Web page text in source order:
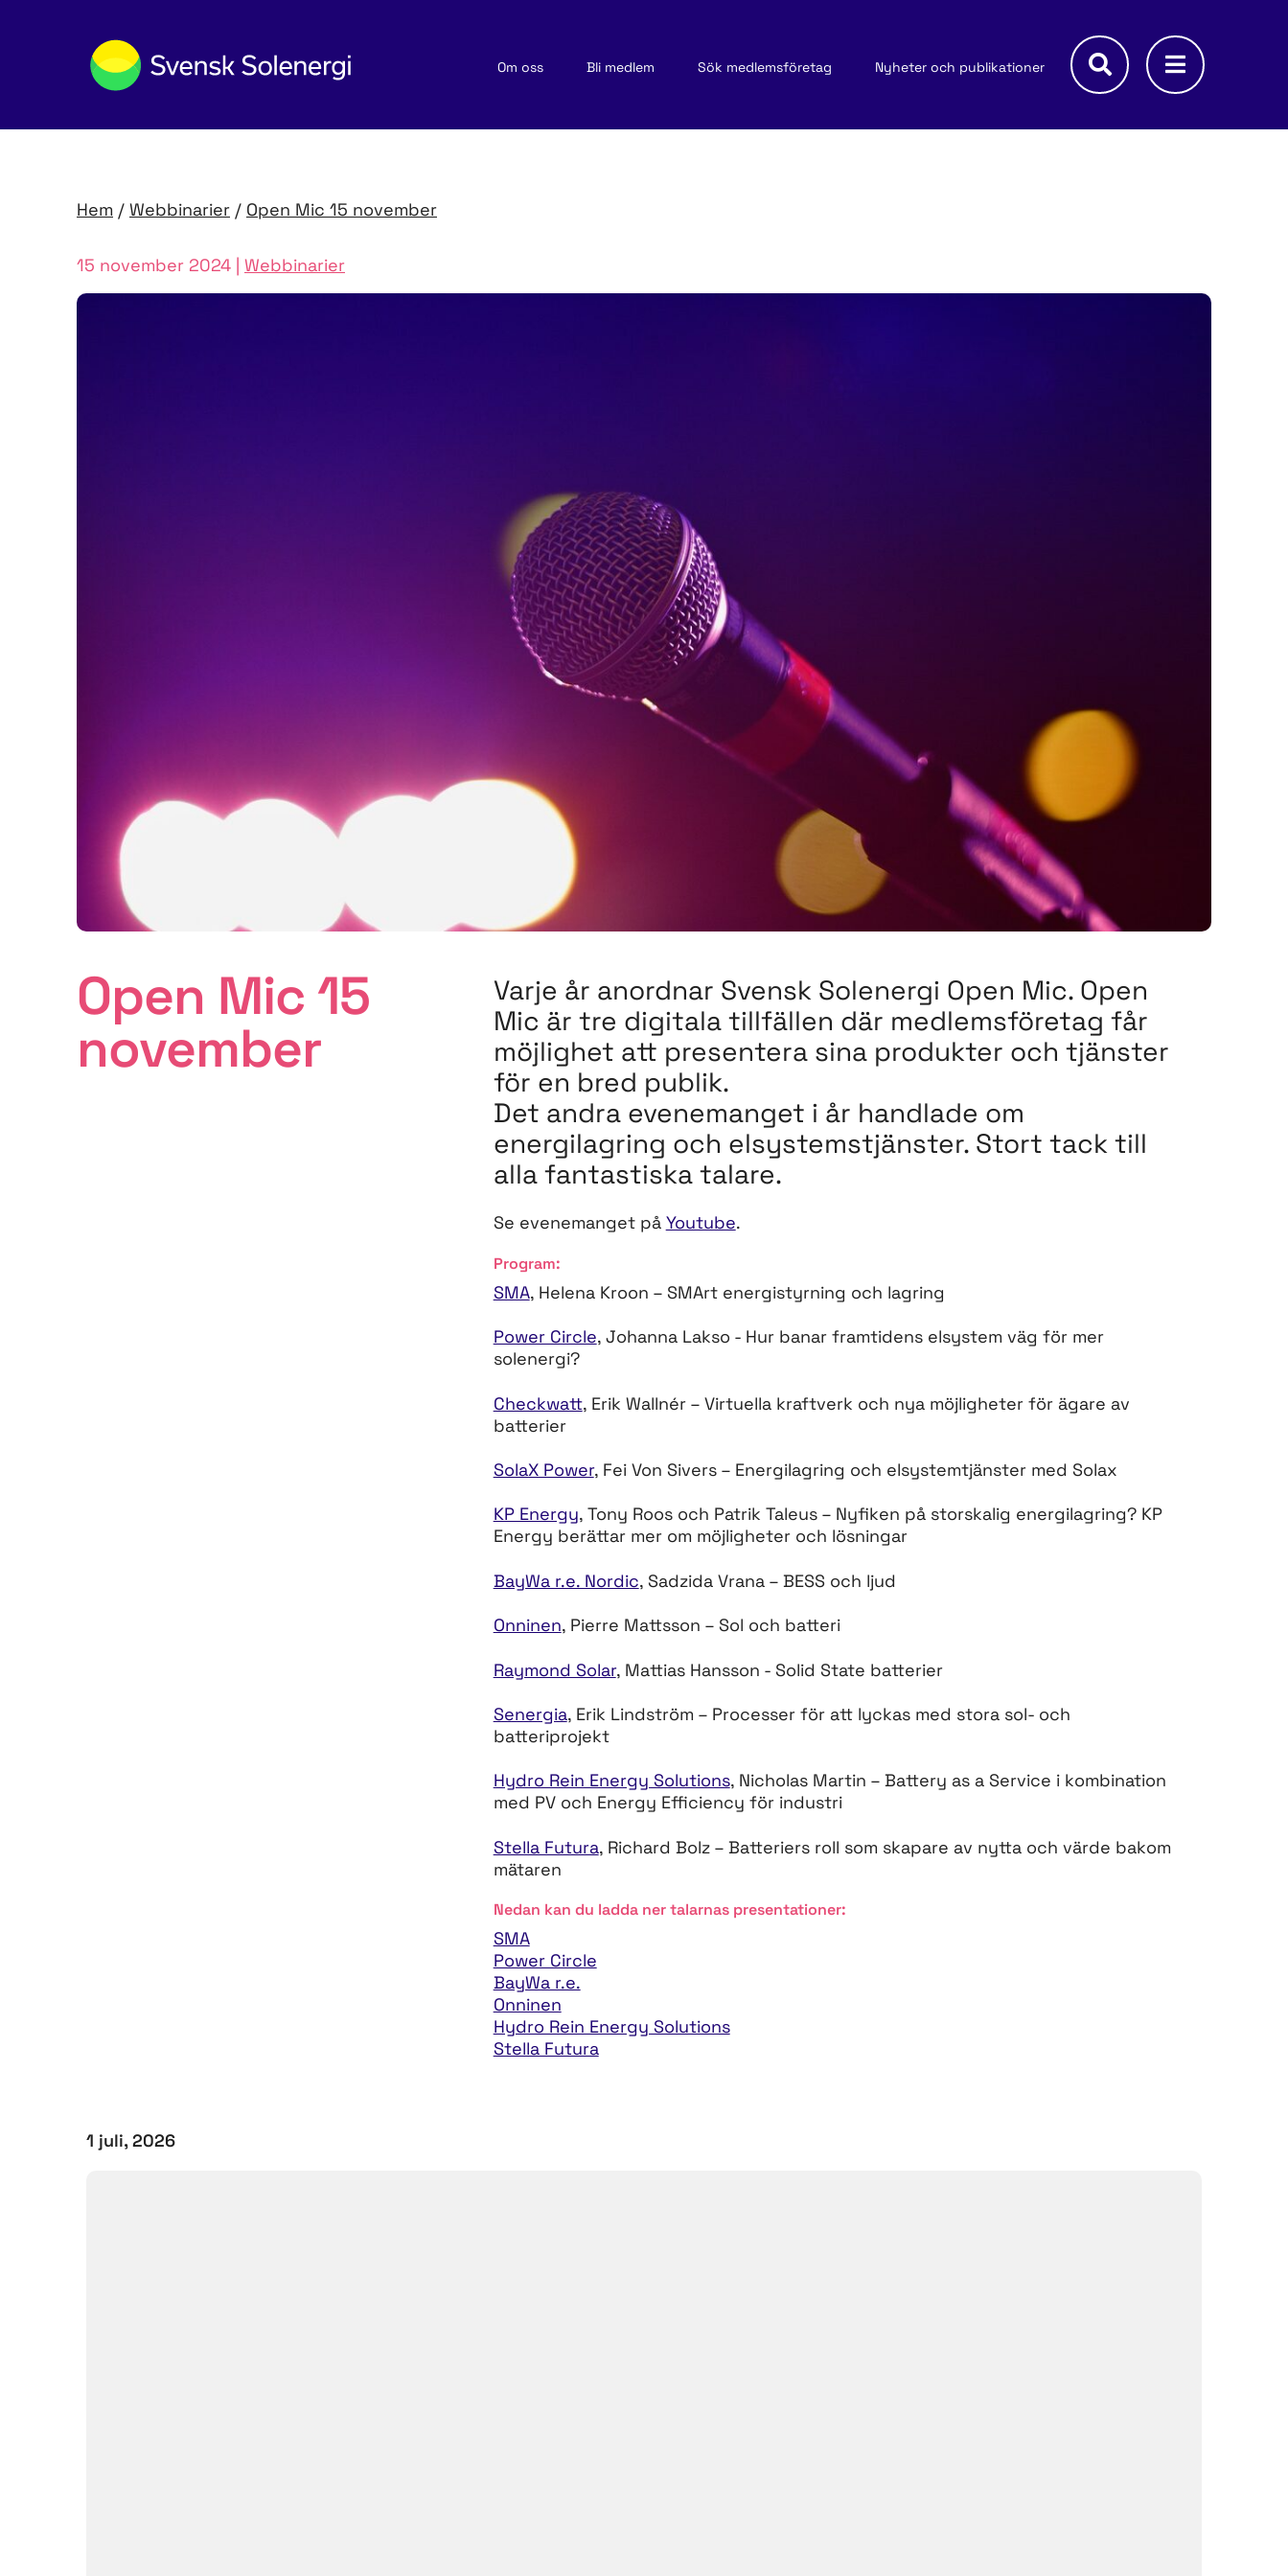
Om oss Bli medlem Sök medlemsföretag Nyheter och publikationer
Hem / Webbinarier / Open Mic 15 november
15 november 2024 | Webbinarier
Open Mic 15
november
Varje år anordnar Svensk Solenergi Open Mic. Open
Mic är tre digitala tillfällen där medlemsföretag får
möjlighet att presentera sina produkter och tjänster
för en bred publik.
Det andra evenemanget i år handlade om
energilagring och elsystemstjänster. Stort tack till
alla fantastiska talare.
Se evenemanget på Youtube.
Program:
SMA, Helena Kroon – SMArt energistyrning och lagring
Power Circle, Johanna Lakso - Hur banar framtidens elsystem väg för mer
solenergi?
Checkwatt, Erik Wallnér – Virtuella kraftverk och nya möjligheter för ägare av
batterier
SolaX Power, Fei Von Sivers – Energilagring och elsystemtjänster med Solax
KP Energy, Tony Roos och Patrik Taleus – Nyfiken på storskalig energilagring? KP
Energy berättar mer om möjligheter och lösningar
BayWa r.e. Nordic, Sadzida Vrana – BESS och ljud
Onninen, Pierre Mattsson – Sol och batteri
Raymond Solar, Mattias Hansson - Solid State batterier
Senergia, Erik Lindström – Processer för att lyckas med stora sol- och
batteriprojekt
Hydro Rein Energy Solutions, Nicholas Martin – Battery as a Service i kombination
med PV och Energy Efficiency för industri
Stella Futura, Richard Bolz – Batteriers roll som skapare av nytta och värde bakom
mätaren
Nedan kan du ladda ner talarnas presentationer:
SMA
Power Circle
BayWa r.e.
Onninen
Hydro Rein Energy Solutions
Stella Futura
1 juli, 2026